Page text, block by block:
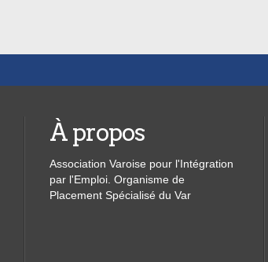
À propos
Association Varoise pour l'Intégration
par l'Emploi. Organisme de
Placement Spécialisé du Var